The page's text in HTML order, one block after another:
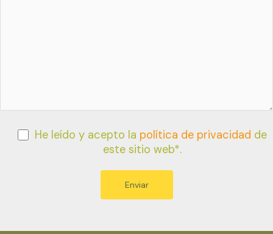
He leído y acepto la política de privacidad de
este sitio web*.